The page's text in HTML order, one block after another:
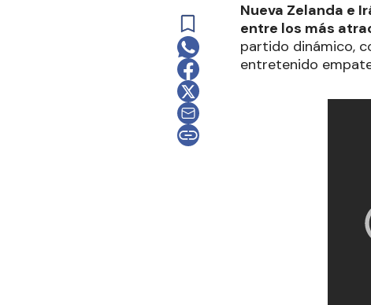
Nueva Zelanda e
entre los más
partido dinámico,
entretenido